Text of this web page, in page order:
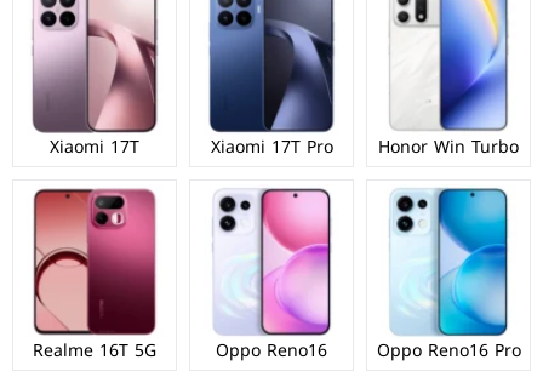
Honor Win Turbo
Xiaomi 17T Pro
Xiaomi 17T
Oppo Reno16 Pro
Oppo Reno16
Realme 16T 5G